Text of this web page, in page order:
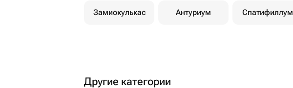
Замиокулькас Антуриум Спатифиллум
Другие категории